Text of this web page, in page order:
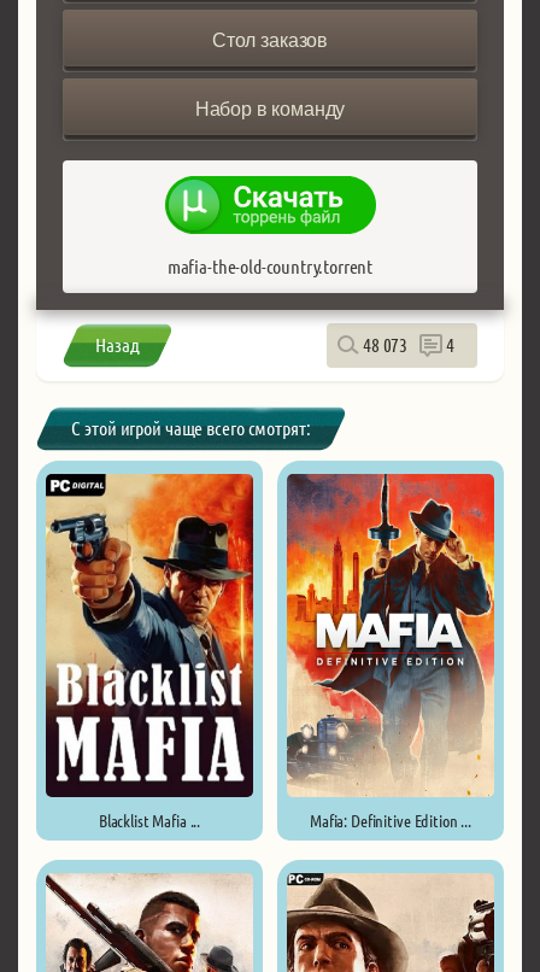
Стол заказов
Набор в команду
mafia-the-old-country.torrent
Назад 48 073 4
С этой игрой чаще всего смотрят:
Blacklist Mafia ... Mafia: Definitive Edition ...